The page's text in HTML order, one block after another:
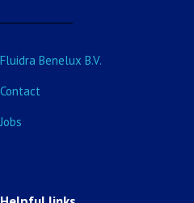
Fluidra Benelux B.V.
Contact
Jobs